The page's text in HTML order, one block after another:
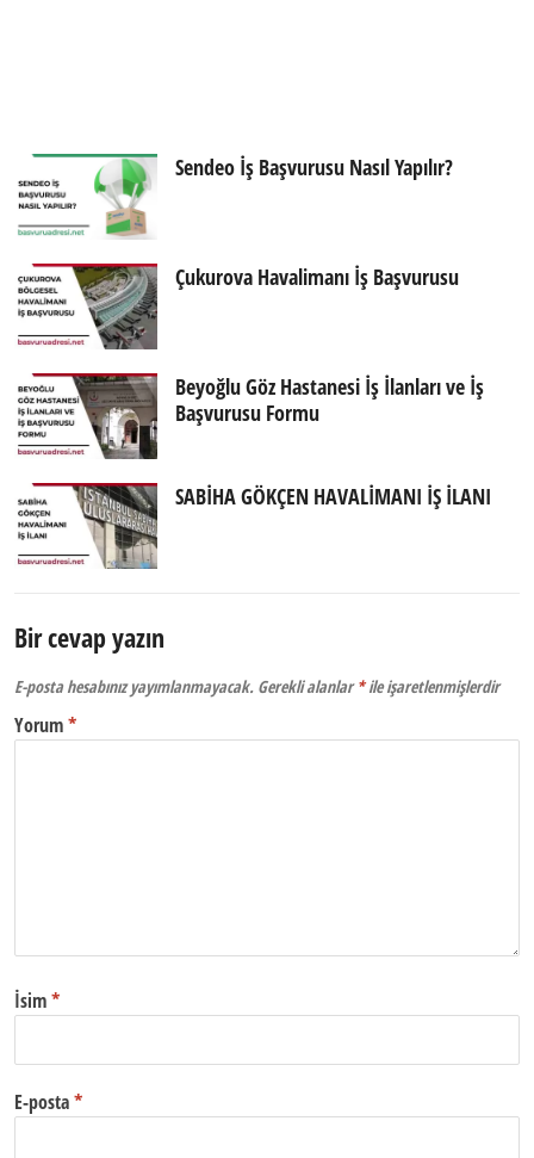
Sendeo İş Başvurusu Nasıl Yapılır?
Çukurova Havalimanı İş Başvurusu
Beyoğlu Göz Hastanesi İş İlanları ve İş
Başvurusu Formu
SABİHA GÖKÇEN HAVALİMANI İŞ İLANI
Bir cevap yazın
E-posta hesabınız yayımlanmayacak. Gerekli alanlar*ile işaretlenmişlerdir
Yorum*
İsim*
E-posta*